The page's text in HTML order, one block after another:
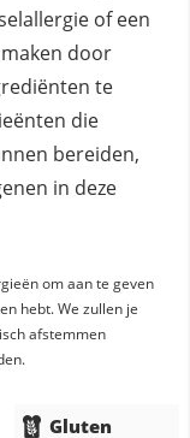
of een
door
te
die
bereiden,
in deze
om aan te geven
hebt. We zullen je
afstemmen
Gluten